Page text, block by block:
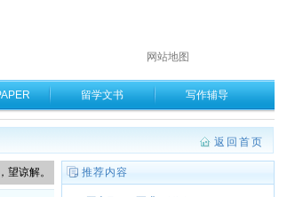
网站地图
留学文书 写作辅导
返回首页
望谅解。 推荐内容